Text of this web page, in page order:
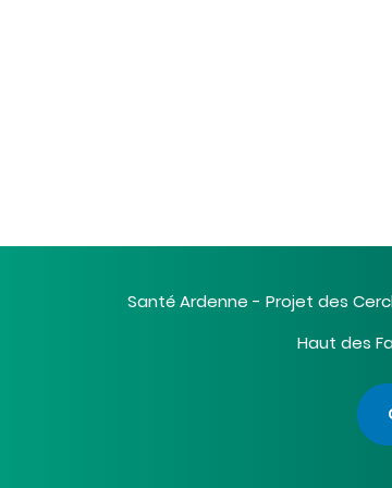
Santé Ardenne - Projet des
Haut des